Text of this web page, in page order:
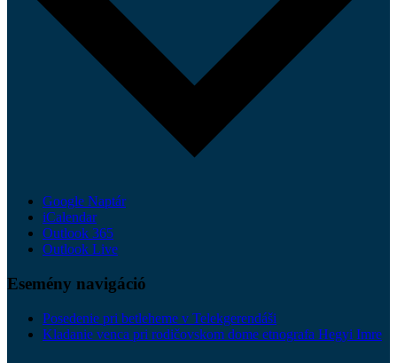
Google Naptár
iCalendar
Outlook 365
Outlook Live
Esemény navigáció
Posedenie pri betleheme v Telekgerendáši
Kladanie venca pri rodičovskom dome etnografa Hegyi Imre